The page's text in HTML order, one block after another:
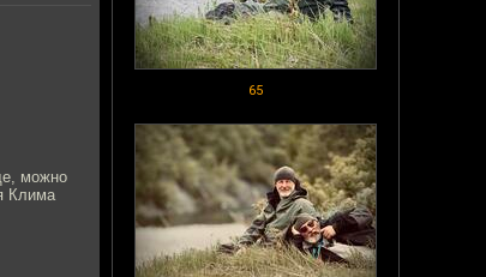
65
можно
Клима